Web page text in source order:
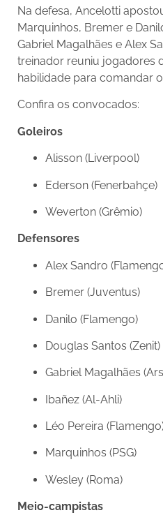
Na defesa, Ancelotti
Marquinhos, Bremer e
Gabriel Magalhães e Alex
treinador reuniu jogadores
habilidade para comandar
Confira os convocados:
Goleiros
Alisson (Liverpool)
Ederson (Fenerbahçe)
Weverton (Grêmio)
Defensores
Alex Sandro
Bremer (Juventus)
Danilo (Flamengo)
Douglas Santos (Zenit)
Gabriel Magalhães
Ibañez (Al-Ahli)
Léo Pereira
Marquinhos (PSG)
Wesley (Roma)
Meio-campistas